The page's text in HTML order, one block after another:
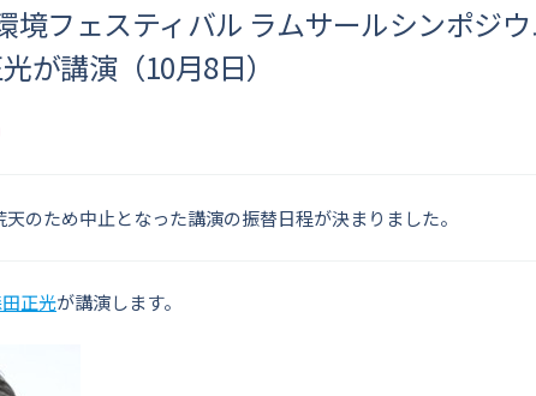
境フェスティバル ラムサールシンポジ
が講演（10月8日）
のため中止となった講演の振替日程が決まりました。
正光が講演します。